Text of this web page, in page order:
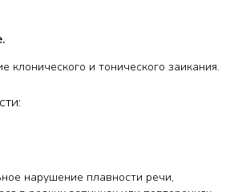
клонического и тонического заикания.
нарушение плавности речи,